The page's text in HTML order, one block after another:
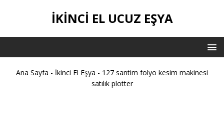
İKİNCİ EL UCUZ EŞYA
Ana Sayfa - İkinci El Eşya - 127 santim folyo kesim makinesi
satılık plotter